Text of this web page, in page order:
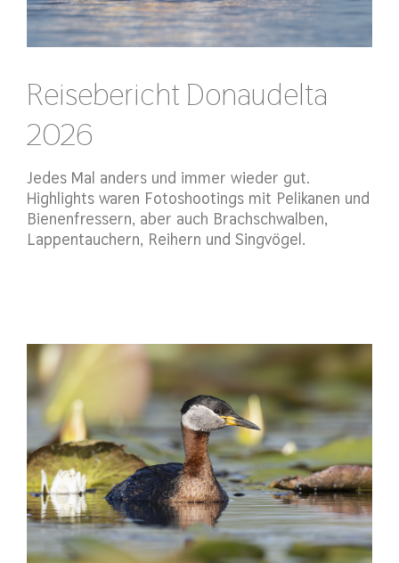
Reisebericht Donaudelta
2026
Jedes Mal anders und immer wieder gut.
Highlights waren Fotoshootings mit Pelikanen und
Bienenfressern, aber auch Brachschwalben,
Lappentauchern, Reihern und Singvögel.